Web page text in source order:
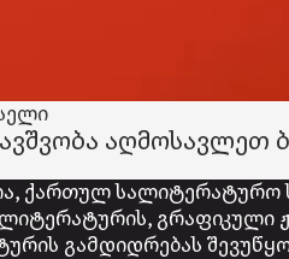
აღმოსავლეთ
ქართულ სალიტერატურო
გრაფიკული
გამდიდრებას